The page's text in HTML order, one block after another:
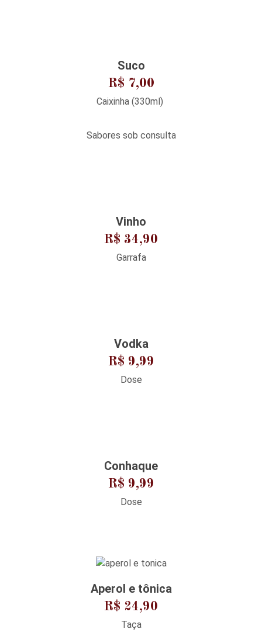
Suco
R$ 7,00
Caixinha (330ml)
Sabores sob consulta
Vinho
R$ 34,90
Garrafa
Vodka
R$ 9,99
Dose
Conhaque
R$ 9,99
Dose
Aperol e tônica
R$ 24,90
Taça